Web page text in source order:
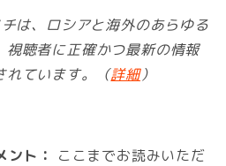
は、ロシアと海外のあらゆる
視聴者に正確かつ最新の情報
れています。（詳細）
ント：
ここまでお読みいただ